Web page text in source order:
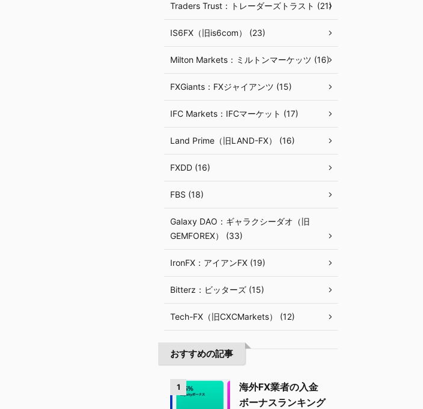
Traders Trust：トレーダーズトラスト (21)
IS6FX（旧is6com） (23)
Milton Markets：ミルトンマーケッツ (16)
FXGiants：FXジャイアンツ (15)
IFC Markets：IFCマーケット (17)
Land Prime（旧LAND-FX） (16)
FXDD (16)
FBS (18)
Galaxy DAO：ギャラクシーダオ（旧
GEMFOREX） (33)
IronFX：アイアンFX (19)
Bitterz：ビッターズ (15)
Tech-FX（旧CXCMarkets） (12)
おすすめの記事
1
海外FX業者の入金
ボーナスランキング